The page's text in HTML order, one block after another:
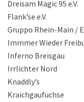
Dreisam Magic 95 e.V.
Flank’se e.V.
Gruppo Rhein-Main /
Immmer Wieder
Inferno Breisgau
Irrlichter Nord
Knaddly’s
Kraichgaufüchse